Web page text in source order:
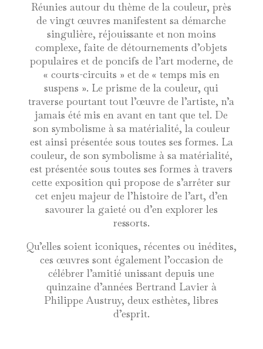
Réunies autour du thème de la couleur, près
de vingt œuvres manifestent sa démarche
singulière, réjouissante et non moins
complexe, faite de détournements d’objets
populaires et de poncifs de l’art moderne, de
« courts-circuits » et de « temps mis en
suspens ». Le prisme de la couleur, qui
traverse pourtant tout l’œuvre de l’artiste, n’a
jamais été mis en avant en tant que tel. De
son symbolisme à sa matérialité, la couleur
est ainsi présentée sous toutes ses formes. La
couleur, de son symbolisme à sa matérialité,
est présentée sous toutes ses formes à travers
cette exposition qui propose de s’arrêter sur
cet enjeu majeur de l’histoire de l’art, d’en
savourer la gaieté ou d’en explorer les
ressorts.
Qu’elles soient iconiques, récentes ou inédites,
ces œuvres sont également l’occasion de
célébrer l’amitié unissant depuis une
quinzaine d’années Bertrand Lavier à
Philippe Austruy, deux esthètes, libres
d’esprit.